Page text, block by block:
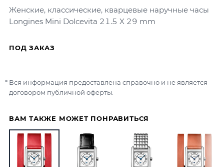
Женские, классические, кварцевые наручные часы
Longines Mini Dolcevita 21.5 X 29 mm
ВАМ ТАКЖЕ МОЖЕТ ПОНРАВИТЬСЯ
ПОД ЗАКАЗ
Вся информация предоставлена справочно и не является
договором публичной оферты.